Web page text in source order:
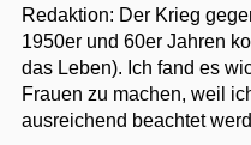
Redaktion: Der Krieg
1950er und 60er Jahren
das Leben). Ich fand es
Frauen zu machen, weil
ausreichend beachtet